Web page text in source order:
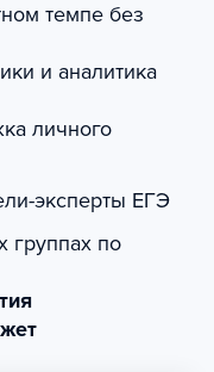
темпе без
и аналитика
личного
эксперты ЕГЭ
группах по